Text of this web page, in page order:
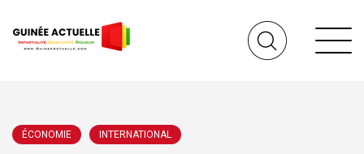
ÉCONOMIE INTERNATIONAL